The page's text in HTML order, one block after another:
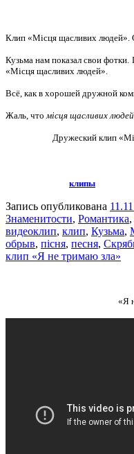
Клип «Місця щасливих людей».
Кузьма нам показал свои
«Місця щасливих людей».
Всё, как в хорошей дружной
Жаль, чтомісця щасливих людей
Дружеский клип
клипы
Запись опубликована
Знаменитости, Романтика,
видеоклип, клип, Кузьма,
обрыв, пісня, песня,
клип «Я не тримаю зла»
«Я